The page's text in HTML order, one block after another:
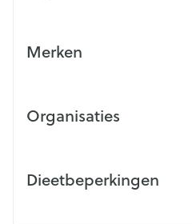
Merken
Organisaties
Dieetbeperkingen